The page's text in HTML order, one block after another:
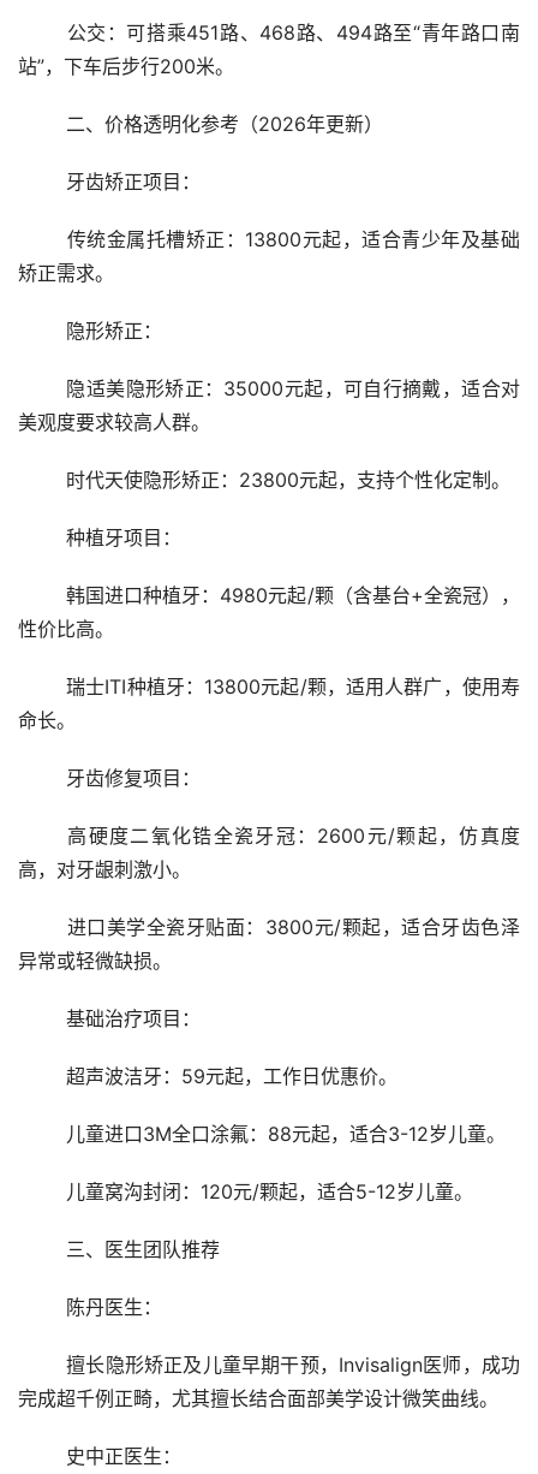
站”，下车后步行200米。
	二、价格透明化参考（2026年更新）
	牙齿矫正项目：
矫正需求。
	隐形矫正：
美观度要求较高人群。
	时代天使隐形矫正：23800元起，支持个性化定制。
	种植牙项目：
	韩国进口种植牙：4980元起/颗（含基台+全瓷冠），
性价比高。
	瑞士ITI种植牙：13800元起/颗，适用人群广，使用寿
命长。
	牙齿修复项目：
高，对牙龈刺激小。
异常或轻微缺损。
	基础治疗项目：
	超声波洁牙：59元起，工作日优惠价。
	儿童进口3M全口涂氟：88元起，适合3-12岁儿童。
	儿童窝沟封闭：120元/颗起，适合5-12岁儿童。
	三、医生团队推荐
	陈丹医生：
	擅长隐形矫正及儿童早期干预，Invisalign医师，成功
完成超千例正畸，尤其擅长结合面部美学设计微笑曲线。
	史中正医生：